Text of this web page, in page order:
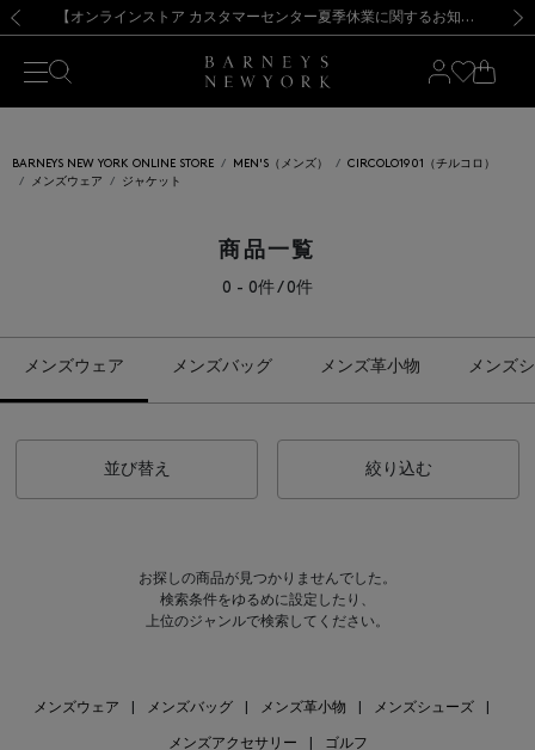
新規登録のお客様も対象！＜MY BARNEYS＞会員のお客様は11,000円（税込）以上のお買上げで常時送料無料！お買い物の際は会員登録を！
【夏季休業に伴う出荷一時停止のお知らせ】(2026.8.7) 【オンラインストア カスタマーセンター夏季休業に関するお知らせ】（2026.8.7）
【夏季休業に伴う返品・交換承り一時停止のお知らせ】（2026.8.5）
熊本県を中心とした地震の影響によるお荷物のお届けについて
【開催中】SUMMER SALEのご案内・ご注意事項 新規登録のお客様も対象！＜MY BARNEYS＞会員のお客様は11,000円（税込）以上のお買上げで常時送料無料！お買い物の際は会員登録を！
【夏季休業に伴う出荷一時停止のお知らせ】(2026.8.7)
BARNEYS NEW YORK ONLINE STORE MEN'S（メンズ）
CIRCOLO1901（チルコロ）
メンズウェア
ジャケット
商品一覧
0 - 0件 / 0件
メンズウェア メンズバッグ メンズ革小物 メンズ
並び替え 絞り込む
お探しの商品が見つかりませんでした。
検索条件をゆるめに設定したり、
上位のジャンルで検索してください。
メンズウェア メンズバッグ メンズ革小物 メンズシューズ
メンズアクセサリー ゴルフ